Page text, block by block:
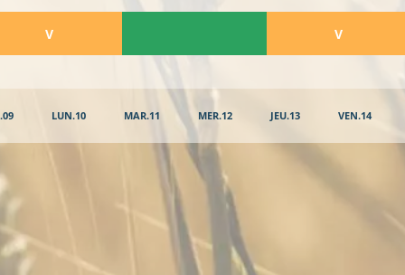
​V ​V
LUN.10 MAR.11 MER.12 JEU.13 VEN.14